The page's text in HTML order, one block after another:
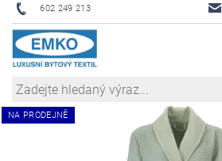
602 249 213
NA PRODEJNĚ